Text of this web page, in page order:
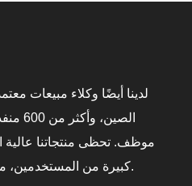
موظف. تحظى منتجاتنا عالية
كبيرة من المستخدمين، مما يساهم في تطوير هذا القطاع.